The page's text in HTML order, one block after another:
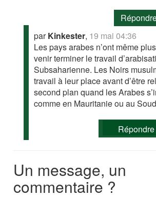
parKinkester, 19 mai 04:36
Les pays arabes n’ont même
venir terminer le travail
Subsaharienne. Les Noirs
travail à leur place avant d’être
second plan quand les Arabes
comme en Mauritanie ou au
Un message, un
commentaire ?